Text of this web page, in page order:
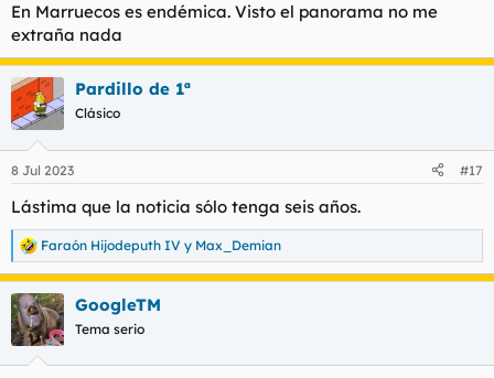
En Marruecos es endémica. Visto el panorama no me
extraña nada
Pardillo de 1ª
Clásico
8 Jul 2023 #17
Lástima que la noticia sólo tenga seis años.
R
e
a
c
c
i
Faraón Hijodeputh IV y Max_Demian
GoogleTM
Tema serio